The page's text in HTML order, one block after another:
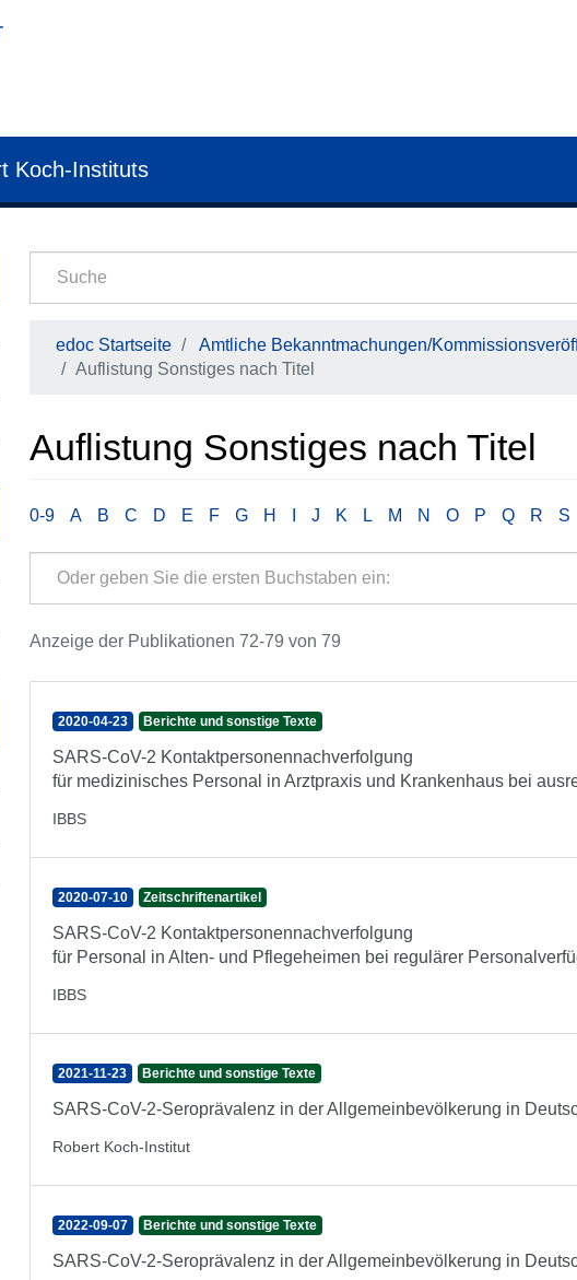
Koch-Instituts
edoc Startseite Amtliche Bekanntmachungen/
Auflistung Sonstiges nach Titel
Auflistung Sonstiges nach Titel
0-9 A B C D E F G H J K L M N O P Q R S
Anzeige der Publikationen 72-79 von 79
2020-04-23 Berichte und sonstige Texte
SARS-CoV-2 Kontaktpersonennachverfolgung
für medizinisches Personal in Arztpraxis und Krankenhaus bei
IBBS
2020-07-10 Zeitschriftenartikel
SARS-CoV-2 Kontaktpersonennachverfolgung
für Personal in Alten- und Pflegeheimen bei regulärer
IBBS
2021-11-23 Berichte und sonstige Texte
SARS-CoV-2-Seroprävalenz in der Allgemeinbevölkerung in
Robert Koch-Institut
2022-09-07 Berichte und sonstige Texte
SARS-CoV-2-Seroprävalenz in der Allgemeinbevölkerung in